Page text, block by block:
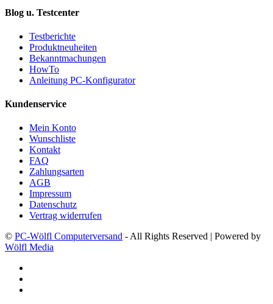
Blog u. Testcenter
Testberichte
Produktneuheiten
Bekanntmachungen
HowTo
Anleitung PC-Konfigurator
Kundenservice
Mein Konto
Wunschliste
Kontakt
FAQ
Zahlungsarten
AGB
Impressum
Datenschutz
Vertrag widerrufen
© PC-Wölfl Computerversand - All Rights Reserved | Powered by
Wölfl Media